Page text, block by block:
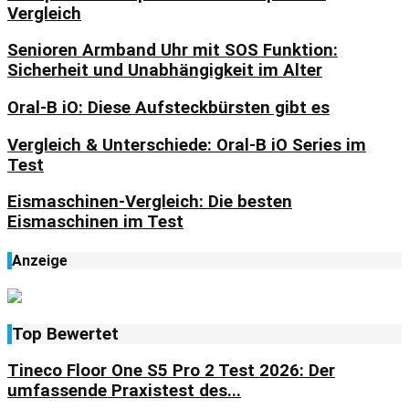
Vergleich
Senioren Armband Uhr mit SOS Funktion:
Sicherheit und Unabhängigkeit im Alter
Oral-B iO: Diese Aufsteckbürsten gibt es
Vergleich & Unterschiede: Oral-B iO Series im
Test
Eismaschinen-Vergleich: Die besten
Eismaschinen im Test
Anzeige
Top Bewertet
Tineco Floor One S5 Pro 2 Test 2026: Der
umfassende Praxistest des...